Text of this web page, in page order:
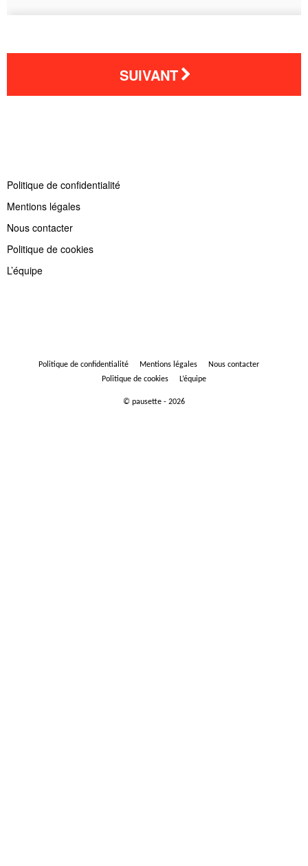
SUIVANT
Politique de confidentialité
Mentions légales
Nous contacter
Politique de cookies
L’équipe
Politique de confidentialité Mentions légales
Nous contacter
Politique de cookies
L’équipe
© pausette - 2026